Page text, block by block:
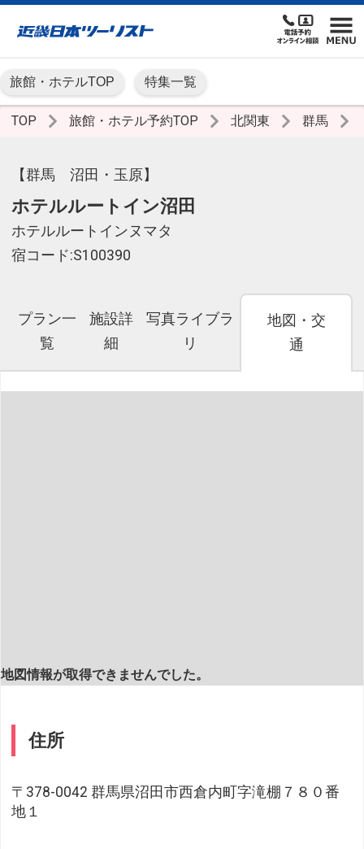
旅館・ホテルTOP 特集一覧
TOP 旅館・ホテル予約TOP 北関東 群馬
【群馬 沼田・玉原】
ホテルルートイン沼田
ホテルルートインヌマタ
宿コード:S100390
プラン一
覧
施設詳
細
写真ライブラ
リ
地図・交
通
地図情報が取得できませんでした。
住所
〒378-0042 群馬県沼田市西倉内町字滝棚７８０番
地１